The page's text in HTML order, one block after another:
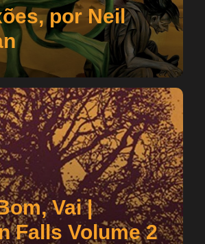
por Neil
Vai |
Falls Volume 2